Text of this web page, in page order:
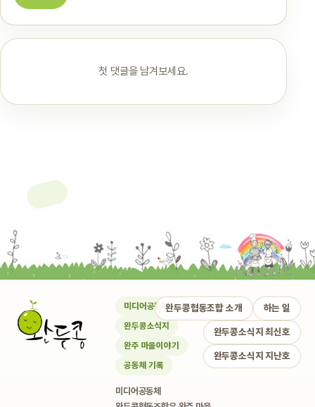
첫 댓글을 남겨보세요.
미디어공동체
완두콩소식지
완주 마을이야기
공동체 기록
미디어공동체
완두콩협동조합 소개 하는 일
완두콩소식지 최신호
완두콩소식지 지난호